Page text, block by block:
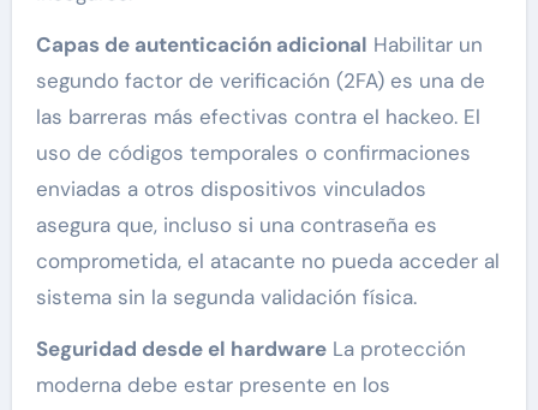
Capas de autenticación adicional Habilitar un
segundo factor de verificación (2FA) es una de
las barreras más efectivas contra el hackeo. El
uso de códigos temporales o confirmaciones
enviadas a otros dispositivos vinculados
asegura que, incluso si una contraseña es
comprometida, el atacante no pueda acceder al
sistema sin la segunda validación física.
Seguridad desde el hardwareLa protección
moderna debe estar presente en los